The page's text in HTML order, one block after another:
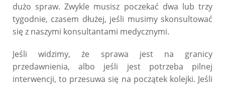
dużo spraw. Zwykle musisz poczekać dwa lub trzy
tygodnie, czasem dłużej, jeśli musimy skonsultować
się z naszymi konsultantami medycznymi.
Jeśli widzimy, że sprawa jest na granicy
przedawnienia, albo jeśli jest potrzeba pilnej
interwencji, to przesuwa się na początek kolejki. Jeśli